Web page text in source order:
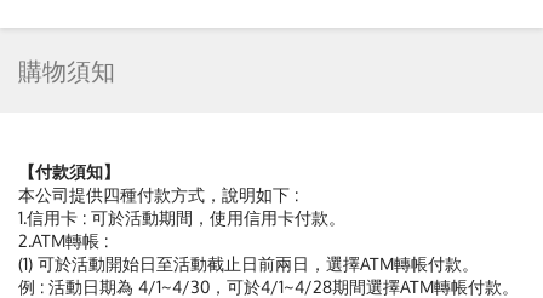
購物須知
【付款須知】
本公司提供四種付款方式，說明如下 :
1.信用卡 : 可於活動期間，使用信用卡付款。
2.ATM轉帳 :
(1) 可於活動開始日至活動截止日前兩日，選擇ATM轉帳付款。
例 : 活動日期為 4/1~4/30，可於4/1~4/28期間選擇ATM轉帳付款。